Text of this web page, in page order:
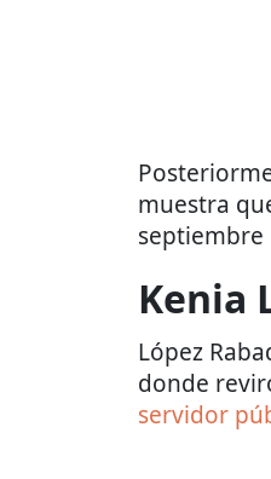
muestra
septiembre
Kenia
López
donde
servidor